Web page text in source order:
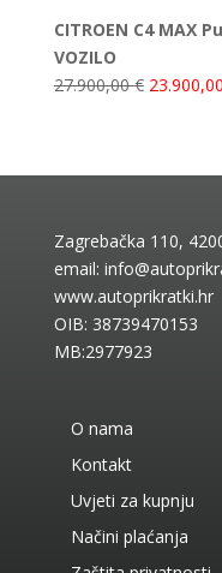
CITROEN C4 MAX
VOZILO
27.900,00€ 23.900,00
Zagrebačka 110,
email:
www.autoprikratki.hr
OIB: 38739470153
MB:2977923
O nama
Kontakt
Uvjeti za kupnju
Načini plaćanja